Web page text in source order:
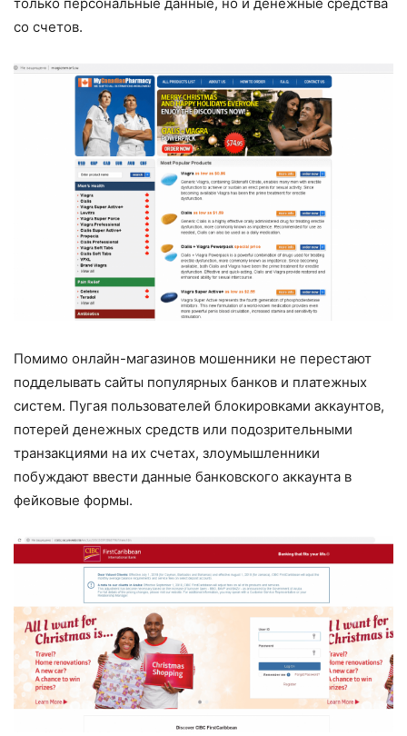
со счетов.
Помимо онлайн-магазинов мошенники не перестают
подделывать сайты популярных банков и платежных
систем. Пугая пользователей блокировками аккаунтов,
потерей денежных средств или подозрительными
транзакциями на их счетах, злоумышленники
побуждают ввести данные банковского аккаунта в
фейковые формы.